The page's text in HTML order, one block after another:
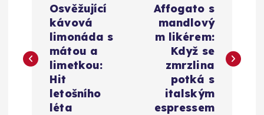
v
Osvěžující
kávová
limonáda s
mátou a
limetkou:
Hit
letošního
léta
Affogato s
mandlový
m likérem:
Když se
zmrzlina
potká s
italským
espressem